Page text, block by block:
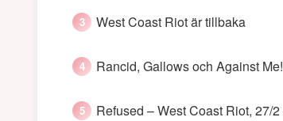
West Coast Riot är tillbaka
Rancid, Gallows och Against
Refused – West Coast Riot, 27/